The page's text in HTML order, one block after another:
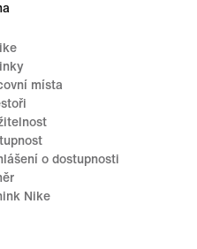
místa
o dostupnosti
Nike